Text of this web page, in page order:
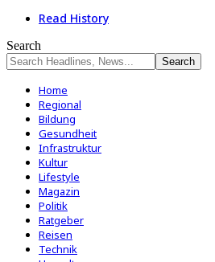
Read History
Search
Home
Regional
Bildung
Gesundheit
Infrastruktur
Kultur
Lifestyle
Magazin
Politik
Ratgeber
Reisen
Technik